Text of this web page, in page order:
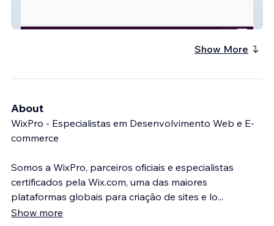
Show More
About
WixPro - Especialistas em Desenvolvimento Web e E-
commerce
Somos a WixPro, parceiros oficiais e especialistas
certificados pela Wix.com, uma das maiores
plataformas globais para criação de sites e lo...
Show more